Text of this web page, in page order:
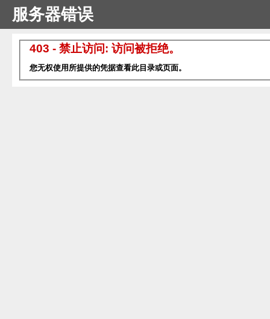
服务器错误
403 - 禁止访问: 访问被拒绝。
您无权使用所提供的凭据查看此目录或页面。